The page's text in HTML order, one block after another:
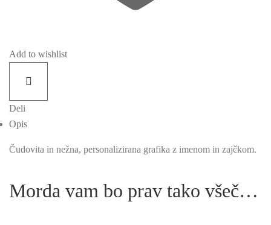
Add to wishlist
Deli
Opis
Čudovita in nežna, personalizirana grafika z imenom in zajčkom.
Morda vam bo prav tako všeč…